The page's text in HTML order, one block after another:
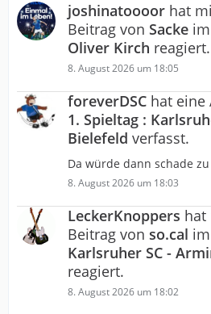
joshinatoooor hat
Beitrag von Sacke
Oliver Kirch reagiert.
8. August 2026 um 18:05
foreverDSC hat eine
1. Spieltag :
Bielefeld verfasst.
Da würde dann schade
8. August 2026 um 18:03
LeckerKnoppers hat
Beitrag von so.cal
Karlsruher SC -
reagiert.
8. August 2026 um 18:02